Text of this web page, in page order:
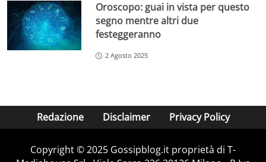
Oroscopo: guai in vista per questo
segno mentre altri due
festeggeranno
2 Agosto 2025
Redazione Disclaimer Privacy Policy
Copyright © 2025 Gossipblog.it proprietà di T-